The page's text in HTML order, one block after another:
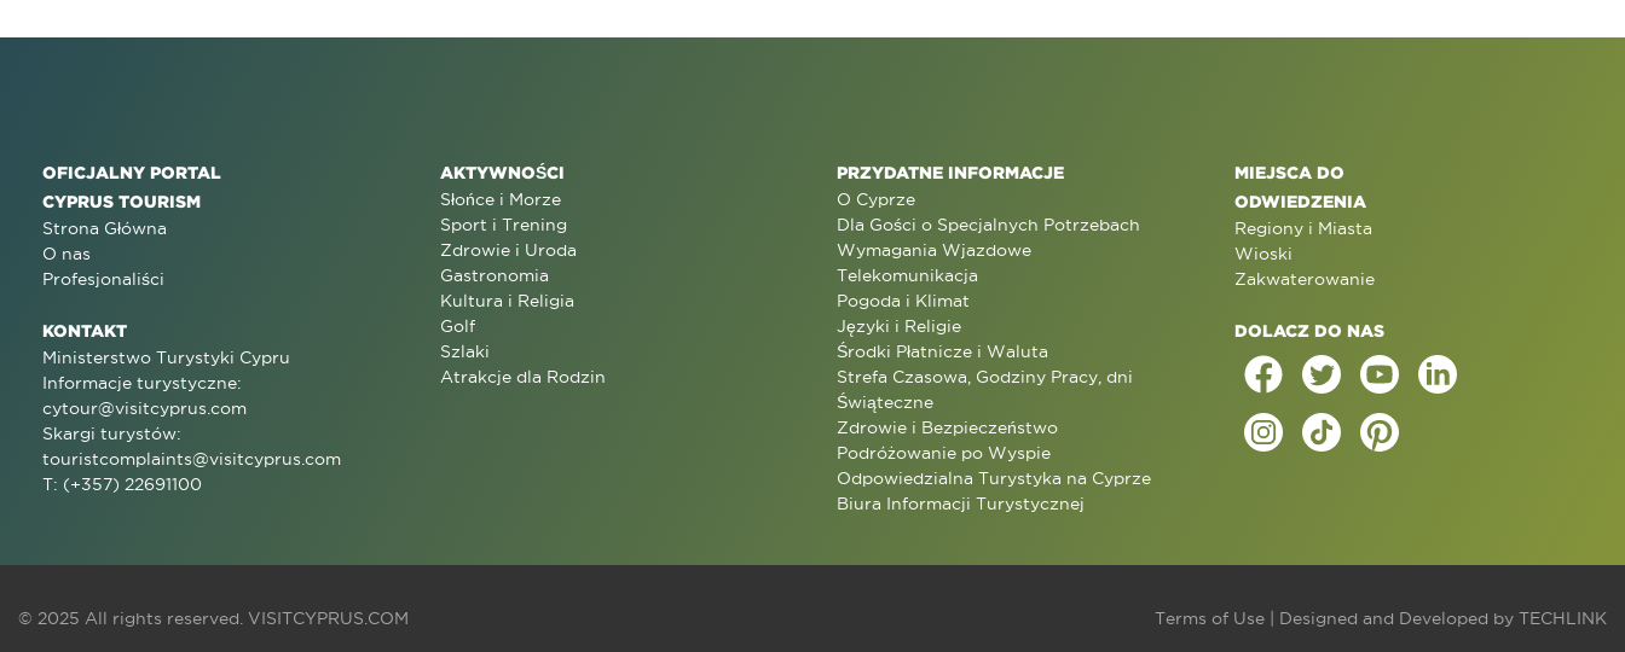
OFICJALNY PORTAL
CYPRUS TOURISM
Strona Główna
O nas
Profesjonaliści
KONTAKT
Ministerstwo Turystyki Cypru
Informacje turystyczne:
cytour@visitcyprus.com
Skargi turystów:
touristcomplaints@visitcyprus.com
T: (+357) 22691100
AKTYWNOŚCI
Słońce i Morze
Sport i Trening
Zdrowie i Uroda
Gastronomia
Kultura i Religia
Golf
Szlaki
Atrakcje dla Rodzin
PRZYDATNE INFORMACJE
O Cyprze
Dla Gości o Specjalnych Potrzebach
Wymagania Wjazdowe
Telekomunikacja
Pogoda i Klimat
Języki i Religie
Środki Płatnicze i Waluta
Strefa Czasowa, Godziny Pracy, dni
Świąteczne
Zdrowie i Bezpieczeństwo
Podróżowanie po Wyspie
Odpowiedzialna Turystyka na Cyprze
Biura Informacji Turystycznej
MIEJSCA DO
ODWIEDZENIA
Regiony i Miasta
Wioski
Zakwaterowanie
DOLACZ DO NAS
© 2025 All rights reserved. VISITCYPRUS.COM Terms of Use | Designed and Developed by TECHLINK